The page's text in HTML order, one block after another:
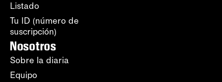
Listado
Tu ID (número de
suscripción)
Nosotros
Sobre la diaria
Equipo